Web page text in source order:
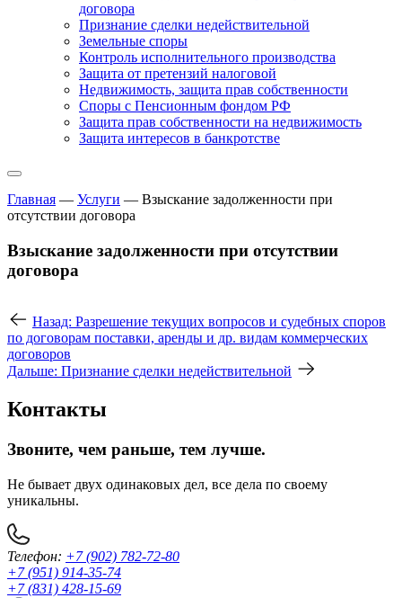
договора
Признание сделки недействительной
Земельные споры
Контроль исполнительного производства
Защита от претензий налоговой
Недвижимость, защита прав собственности
Споры с Пенсионным фондом РФ
Защита прав собственности на недвижимость
Защита интересов в банкротстве
Главная — Услуги — Взыскание задолженности при
отсутствии договора
Взыскание задолженности при отсутствии
договора
Назад: Разрешение текущих вопросов и судебных споров
по договорам поставки, аренды и др. видам коммерческих
договоров
Дальше: Признание сделки недействительной
Контакты
Звоните, чем раньше, тем лучше.
Не бывает двух одинаковых дел, все дела по своему
уникальны.
Телефон: +7 (902) 782-72-80
+7 (951) 914-35-74
+7 (831) 428-15-69